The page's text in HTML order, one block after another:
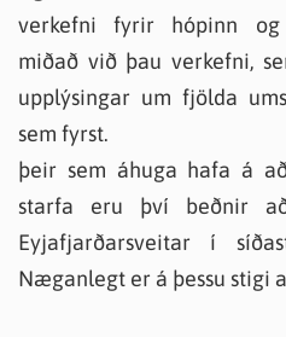
verkefni fyrir hópinn og
miðað við þau verkefni,
upplýsingar um fjölda
sem fyrst.
þeir sem áhuga hafa á
starfa eru því beðnir
Eyjafjarðarsveitar í
Næganlegt er á þessu stigi